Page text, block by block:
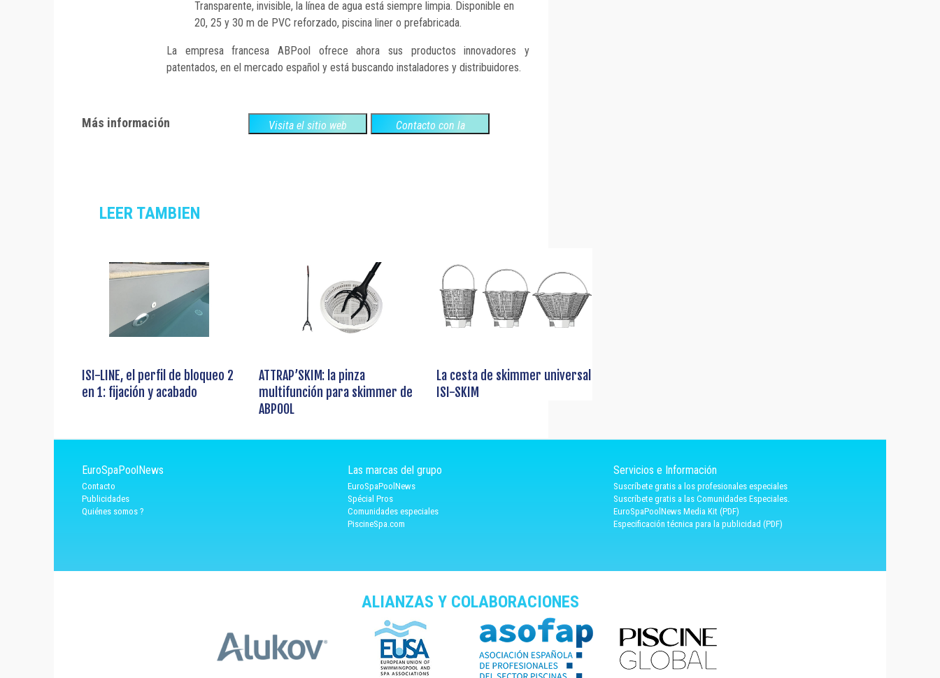
Transparente, invisible, la línea de agua está siempre limpia. Disponible en
20, 25 y 30 m de PVC reforzado, piscina liner o prefabricada.
La empresa francesa ABPool ofrece ahora sus productos innovadores y
patentados, en el mercado español y está buscando instaladores y distribuidores.
Más información Visita el sitio web
Contacto con la
LEER TAMBIEN
ISI-LINE, el perfil de bloqueo 2
en 1: fijación y acabado
ATTRAP’SKIM: la pinza
multifunción para skimmer de
ABPOOL
La cesta de skimmer universal
ISI-SKIM
EuroSpaPoolNews
Contacto
Publicidades
Quiénes somos ?
Las marcas del grupo
EuroSpaPoolNews
Spécial Pros
Comunidades especiales
PiscineSpa.com
Servicios e Información
Suscríbete gratis a los profesionales especiales
Suscríbete gratis a las Comunidades Especiales.
EuroSpaPoolNews Media Kit (PDF)
Especificación técnica para la publicidad (PDF)
ALIANZAS Y COLABORACIONES